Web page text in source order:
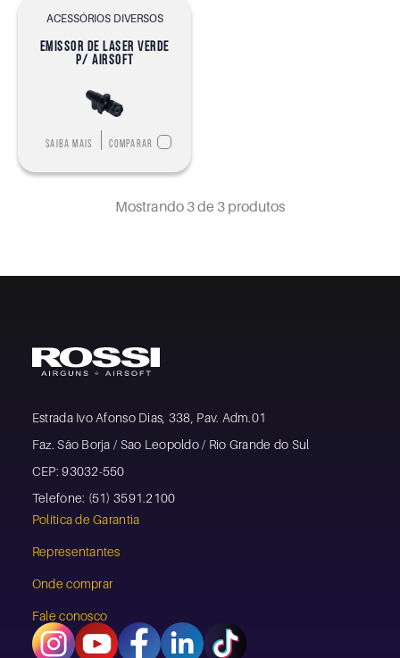
ACESSÓRIOS DIVERSOS
EMISSOR DE LASER VERDE
P/ AIRSOFT
Saiba mais Comparar
Mostrando 3de 3 produtos
Estrada Ivo Afonso Dias, 338, Pav. Adm.01
Faz. São Borja / Sao Leopoldo / Rio Grande do Sul
CEP: 93032-550
Telefone: (51) 3591.2100
Política de Garantia
Representantes
Onde comprar
Fale conosco